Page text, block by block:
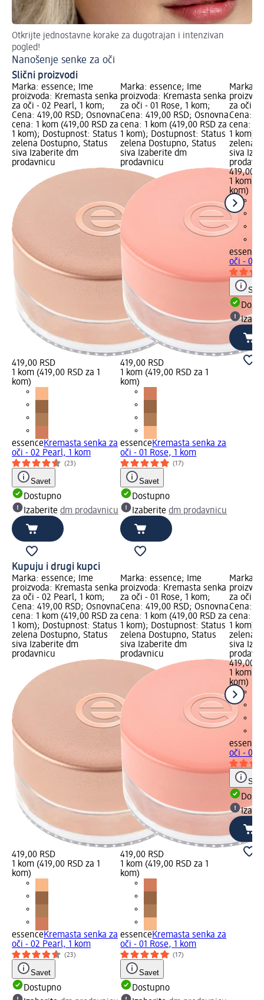
Otkrijte jednostavne korake za dugotrajan i intenzivan
pogled!
Nanošenje senke za oči
Slični proizvodi
Marka: essence; Ime
proizvoda: Kremasta senka
za oči - 02 Pearl, 1 kom;
Cena: 419,00 RSD; Osnovna
cena: 1 kom (419,00 RSD za
1 kom); Dostupnost: Status
zelena Dostupno, Status
siva Izaberite dm
prodavnicu
419,00 RSD
1 kom (419,00 RSD za 1
kom)
essenceKremasta senka za
oči - 02 Pearl, 1 kom
(23)
Savet
Dostupno
Izaberite dm prodavnicu
Marka: essence; Ime
proizvoda: Kremasta senka
za oči - 01 Rose, 1 kom;
Cena: 419,00 RSD; Osnovna
cena: 1 kom (419,00 RSD za
1 kom); Dostupnost: Status
zelena Dostupno, Status
siva Izaberite dm
prodavnicu
419,00 RSD
1 kom (419,00 RSD za 1
kom)
essenceKremasta senka za
oči - 01 Rose, 1 kom
(17)
Savet
Dostupno
Izaberitedm prodavnicu
Marka:
za oči -
Cena:
cena: 1
1 kom);
zelena
siva
419,00
1 kom
kom)
essence
oči - 04
Kupuju i drugi kupci
Marka: essence; Ime
proizvoda: Kremasta senka
za oči - 02 Pearl, 1 kom;
Cena: 419,00 RSD; Osnovna
cena: 1 kom (419,00 RSD za
1 kom); Dostupnost: Status
zelena Dostupno, Status
siva Izaberite dm
prodavnicu
419,00 RSD
1 kom (419,00 RSD za 1
kom)
essenceKremasta senka za
oči - 02 Pearl, 1 kom
(23)
Savet
Dostupno
Marka: essence; Ime
proizvoda: Kremasta senka
za oči - 01 Rose, 1 kom;
Cena: 419,00 RSD; Osnovna
cena: 1 kom (419,00 RSD za
1 kom); Dostupnost: Status
zelena Dostupno, Status
siva Izaberite dm
prodavnicu
419,00 RSD
1 kom (419,00 RSD za 1
kom)
essenceKremasta senka za
oči - 01 Rose, 1 kom
(17)
Savet
Dostupno
Marka:
za oči -
Cena:
cena: 1
1 kom);
zelena
siva
419,00
1 kom
kom)
essence
oči - 04